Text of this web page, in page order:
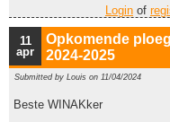
Login of
11
apr
Opkomende
2024-2025
Submitted by Louis on 11/04/2024
Beste WINAKker